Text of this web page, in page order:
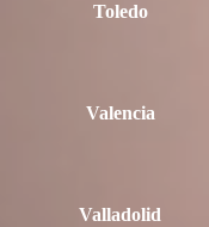
Toledo
Valencia
Valladolid